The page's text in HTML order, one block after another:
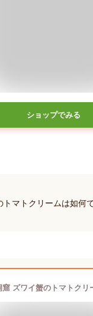
ショップでみる
マトクリームは如何
窟 ズワイ蟹のトマトクリ